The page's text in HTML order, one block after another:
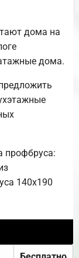
дома на
дома.
профбруса:
140х190